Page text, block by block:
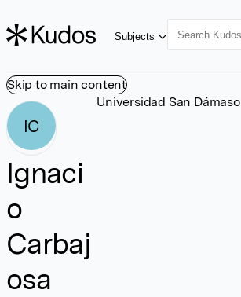
Skip to main content
Subjects
IC
Ignaci
o
Carbaj
osa
Universidad San Dámaso